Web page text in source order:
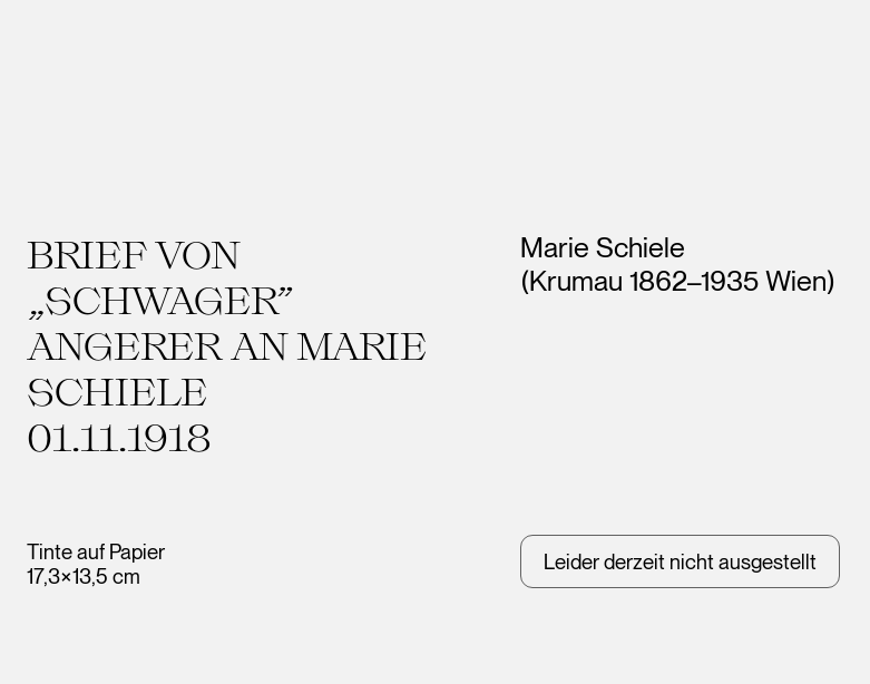
BRIEF VON
„SCHWAGER”
ANGERER AN MARIE
SCHIELE
01.11.1918
Tinte auf Papier
17,3×13,5 cm
Künstler*innen
Marie Schiele
(Krumau 1862–1935 Wien)
Leider derzeit nicht ausgestellt